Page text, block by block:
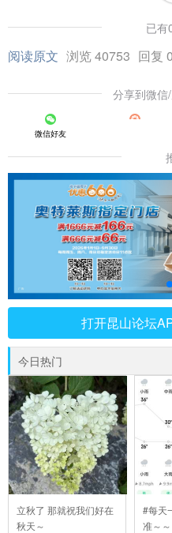
已有
阅读原文 浏览 40753 回复 0
分享到微信
微信好友
打开昆山论坛
今日热门
立秋了 那就祝我们好在
秋天～
#每天
准～～